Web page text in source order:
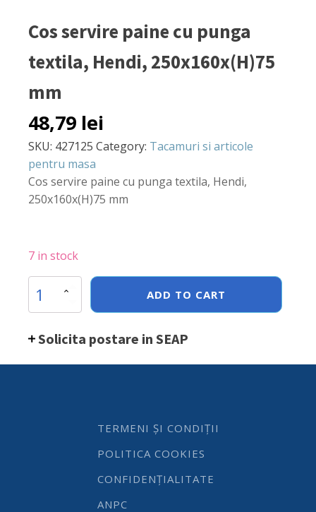
Cos servire paine cu punga
textila, Hendi, 250x160x(H)75
mm
48,79 lei
SKU: 427125 Category: Tacamuri si articole
pentru masa
Cos servire paine cu punga textila, Hendi,
250x160x(H)75 mm
7 in stock
Cos
servire
paine
punga
ADD TO CART
Solicita postare in SEAP
TERMENI ȘI CONDIȚII
POLITICA COOKIES
CONFIDENȚIALITATE
ANPC